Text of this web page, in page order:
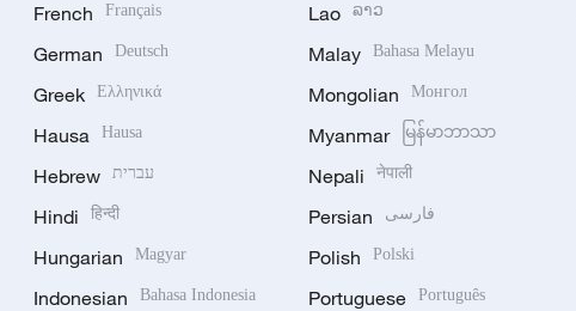
French Français
German Deutsch
Greek Ελληνικά
Hausa Hausa
Hebrew עברית
Hindi हिन्दी
Hungarian Magyar
Indonesian Bahasa Indonesia
Lao ລາວ
Malay Bahasa Melayu
Mongolian Монгол
Myanmar မြန်မာဘာသာ
Nepali नेपाली
Persian فارسی
Polish Polski
Portuguese Português